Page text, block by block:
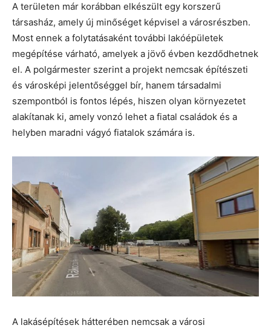
A területen már korábban elkészült egy korszerű
társasház, amely új minőséget képvisel a városrészben.
Most ennek a folytatásaként további lakóépületek
megépítése várható, amelyek a jövő évben kezdődhetnek
el. A polgármester szerint a projekt nemcsak építészeti
és városképi jelentőséggel bír, hanem társadalmi
szempontból is fontos lépés, hiszen olyan környezetet
alakítanak ki, amely vonzó lehet a fiatal családok és a
helyben maradni vágyó fiatalok számára is.
A lakásépítések hátterében nemcsak a városi